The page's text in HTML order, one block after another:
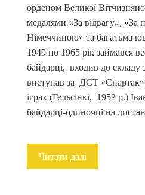
орденом Великої
медалями «За відвагу», «За
Німеччиною» та багатьма
1949 по 1965 рік займався
байдарці, входив до складу
виступав за ДСТ
іграх (Гельсінкі, 1952 р.)
байдарці-одиночці на
Читати далі